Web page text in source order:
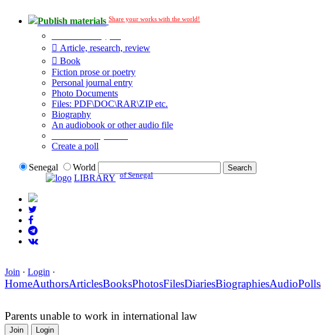
Publish materials Share your works with the world!
Article, research, review
Book
Fiction prose or poetry
Personal journal entry
Photo Documents
Files: PDF\DOC\RAR\ZIP etc.
Biography
An audiobook or other audio file
Create a poll
Senegal
World
LIBRARY of Senegal
Join · Login ·
HomeAuthorsArticlesBooksPhotosFilesDiariesBiographiesAudioPolls
Parents unable to work in international law
Join Login